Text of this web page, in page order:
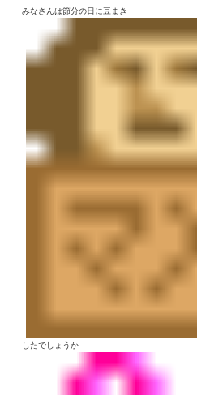
みなさんは節分の日に豆まき
したでしょうか